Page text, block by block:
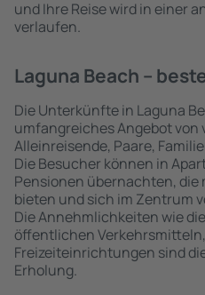
und Ihre Reise wird in einer
verlaufen.
Laguna Beach –
Die Unterkünfte in Laguna
umfangreiches Angebot von
Alleinreisende, Paare,
Die Besucher können in
Pensionen übernachten, die
bieten und sich im Zentrum
Die Annehmlichkeiten wie
öffentlichen
Freizeiteinrichtungen sind
Erholung.